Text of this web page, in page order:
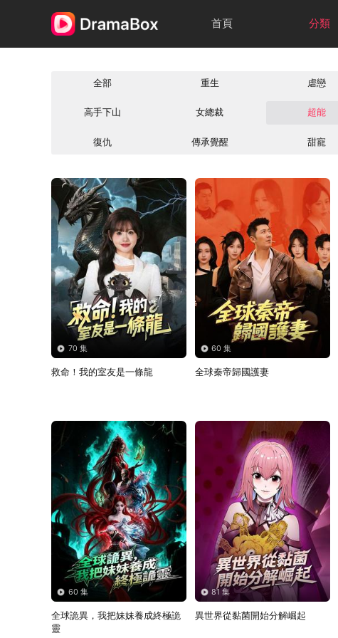
首頁 分類
全部 重生 虐戀
高手下山 女總裁 超能
復仇 傳承覺醒 甜寵
70 集
救命！我的室友是一條龍
60 集
全球秦帝歸國護妻
60 集
全球詭異，我把妹妹養成終極詭
靈
81 集
異世界從黏菌開始分解崛起